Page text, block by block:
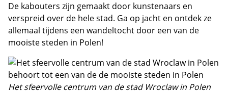
De kabouters zijn gemaakt door kunstenaars en
verspreid over de hele stad. Ga op jacht en ontdek ze
allemaal tijdens een wandeltocht door een van de
mooiste steden in Polen!
Het sfeervolle centrum van de stad Wroclaw in Polen